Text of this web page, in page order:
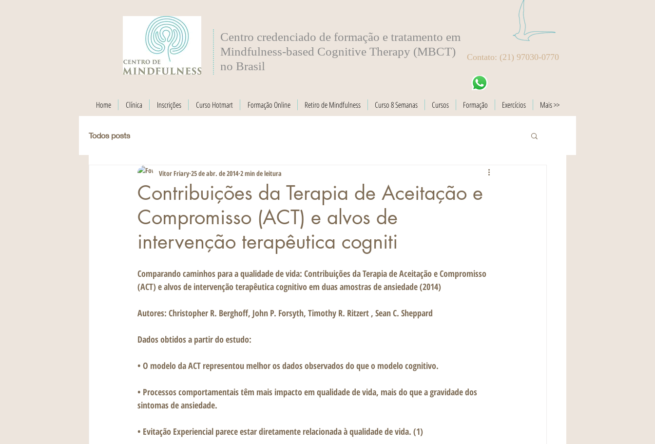
​Centro credenciado de formação e tratamento em
Mindfulness-based Cognitive Therapy (MBCT)
no Brasil
Contato: (21) 97030-0770
Home Clínica Inscrições Curso Hotmart Formação Online Retiro de Mindfulness Curso 8 Semanas Cursos Formação Exercícios Mais >>
Todos posts
Contribuições da Terapia de Aceitação e
Compromisso (ACT) e alvos de
intervenção terapêutica cogniti
Vitor Friary 25 de abr. de 2014 2 min de leitura
Comparando caminhos para a qualidade de vida: Contribuições da Terapia de Aceitação e Compromisso
(ACT) e alvos de intervenção terapêutica cognitivo em duas amostras de ansiedade (2014)
Autores: Christopher R. Berghoff, John P. Forsyth, Timothy R. Ritzert , Sean C. Sheppard
Dados obtidos a partir do estudo:
• O modelo da ACT representou melhor os dados observados do que o modelo cognitivo.
• Processos comportamentais têm mais impacto em qualidade de vida, mais do que a gravidade dos
sintomas de ansiedade.
• Evitação Experiencial parece estar diretamente relacionada à qualidade de vida. (1)